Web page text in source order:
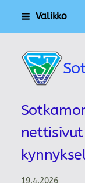
Siirry
Valikko
19.4.2026